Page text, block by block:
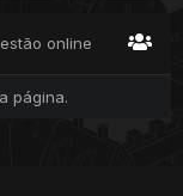
online
página.